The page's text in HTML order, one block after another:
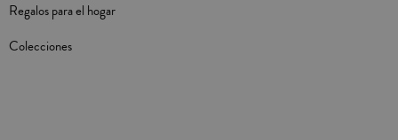
Regalos para el hogar
Colecciones